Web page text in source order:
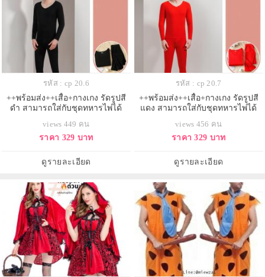
รหัส : cp 20.6
++พร้อมส่ง++เสื้อ+กางเกง รัดรูปสี
ดำ สามารถใส่กับชุดทหารไพ่ได้
views 449 คน
ราคา 329 บาท
ดูรายละเอียด
รหัส : cp 20.7
++พร้อมส่ง++เสื้อ+กางเกง รัดรูปสี
แดง สามารถใส่กับชุดทหารไพ่ได้
views 456 คน
ราคา 329 บาท
ดูรายละเอียด